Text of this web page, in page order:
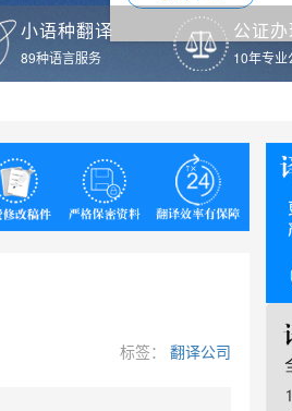
小语种翻译
89种语言服务
公证办
10年专业
标签： 翻译公司